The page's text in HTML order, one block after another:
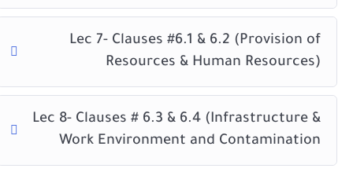
Lec 7- Clauses #6.1 & 6.2 (Provision of
Resources & Human Resources)
Lec 8- Clauses # 6.3 & 6.4 (Infrastructure &
Work Environment and Contamination